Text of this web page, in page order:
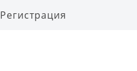
Регистрация